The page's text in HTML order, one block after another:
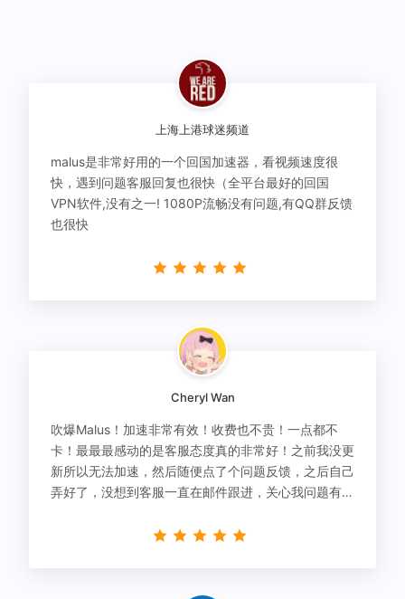
上海上港球迷频道
malus是非常好用的一个回国加速器，看视频速度很
快，遇到问题客服回复也很快（全平台最好的回国
VPN软件,没有之一! 1080P流畅没有问题,有QQ群反馈
也很快
Cheryl Wan
吹爆Malus！加速非常有效！收费也不贵！一点都不
卡！最最最感动的是客服态度真的非常好！之前我没更
新所以无法加速，然后随便点了个问题反馈，之后自己
弄好了，没想到客服一直在邮件跟进，关心我问题有没